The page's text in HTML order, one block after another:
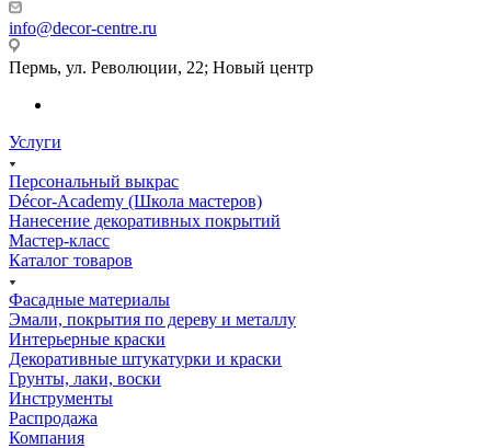
info@decor-centre.ru
Пермь, ул. Революции, 22; Новый центр
Услуги
Персональный выкрас
Décor-Academy (Школа мастеров)
Нанесение декоративных покрытий
Мастер-класс
Каталог товаров
Фасадные материалы
Эмали, покрытия по дереву и металлу
Интерьерные краски
Декоративные штукатурки и краски
Грунты, лаки, воски
Инструменты
Распродажа
Компания